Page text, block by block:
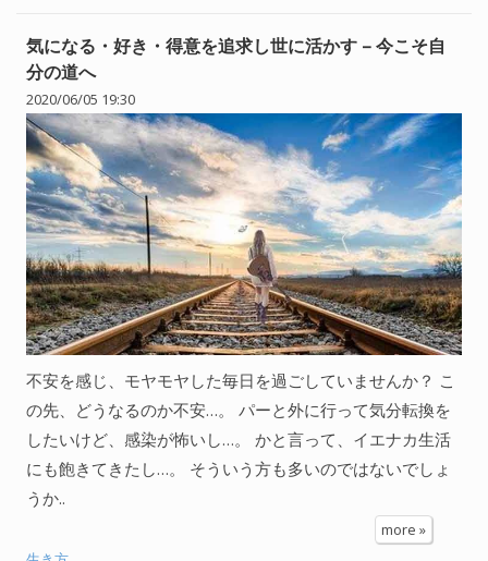
気になる・好き・得意を追求し世に活かす – 今こそ自
分の道へ
2020/06/05 19:30
不安を感じ、モヤモヤした毎日を過ごしていませんか？ こ
の先、どうなるのか不安…。 パーと外に行って気分転換を
したいけど、感染が怖いし…。 かと言って、イエナカ生活
にも飽きてきたし…。 そういう方も多いのではないでしょ
うか..
more »